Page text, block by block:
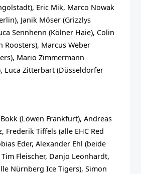
Eric Mik, Marco Nowak
Janik Möser (Grizzlys
Sennhenn (Kölner Haie), Colin
Roosters), Marcus Weber
Mario Zimmermann
Luca Zitterbart (Düsseldorfer
(Löwen Frankfurt), Andreas
Frederik Tiffels (alle EHC Red
Eder, Alexander Ehl (beide
Fleischer, Danjo Leonhardt,
Nürnberg Ice Tigers), Simon